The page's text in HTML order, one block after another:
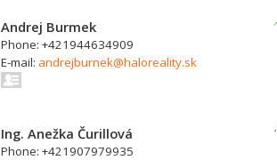
Andrej Burmek
Phone: +421944634909
E-mail: andrejburnek@haloreality.sk
Ing. Anežka Čurillová
Phone: +421907979935